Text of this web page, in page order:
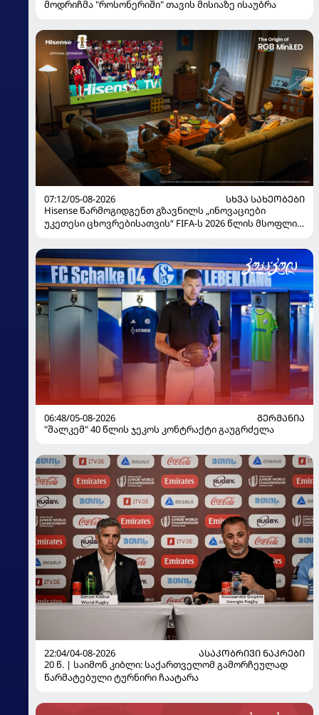
მოდრიჩმა "როსონერიში" თავის მისიაზე ისაუბრა
07:12/05-08-2026
ᲡᲮᲕᲐ ᲡᲐᲮᲔᲝᲑᲔᲑᲘ
Hisense წარმოგიდგენთ გზავნილს „ინოვაციები
უკეთესი ცხოვრებისათვის“ FIFA-ს 2026 წლის მსოფლიო
06:48/05-08-2026
ᲒᲔᲠᲛᲐᲜᲘᲐ
"შალკემ" 40 წლის ჯეკოს კონტრაქტი გაუგრძელა
22:04/04-08-2026
ᲐᲡᲐᲙᲝᲑᲠᲘᲕᲘ ᲜᲐᲙᲠᲔᲑᲘ
20 წ. | საიმონ კიბლი: საქართველომ გამორჩეულად
წარმატებული ტურნირი ჩაატარა